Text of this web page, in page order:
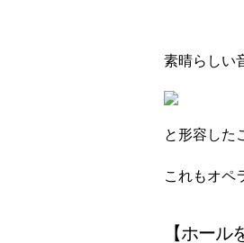
素晴らしい
と形容した
これもオペ
【ホール